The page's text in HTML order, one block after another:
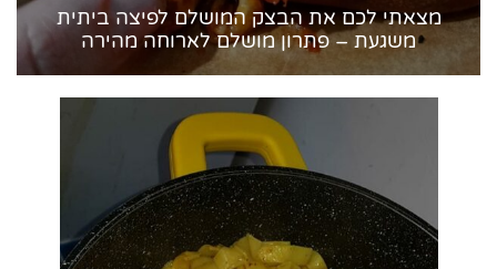
מצאתי לכם את הבצק המושלם לפיצה ביתית
משגעת – פתרון מושלם לארוחה מהירה